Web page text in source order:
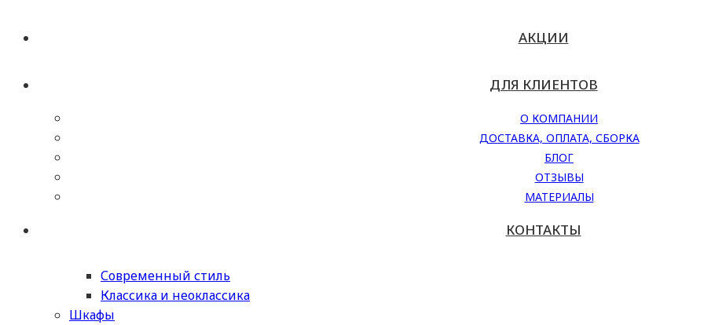
АКЦИИ
ДЛЯ КЛИЕНТОВ
О КОМПАНИИ
ДОСТАВКА, ОПЛАТА, СБОРКА
БЛОГ
ОТЗЫВЫ
МАТЕРИАЛЫ
КОНТАКТЫ
Современный стиль
Классика и неоклассика
Шкафы